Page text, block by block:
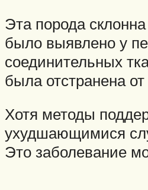
Эта порода
было выявлено у
соединительных
была отстранена
Хотя методы
ухудшающимися
Это заболевание